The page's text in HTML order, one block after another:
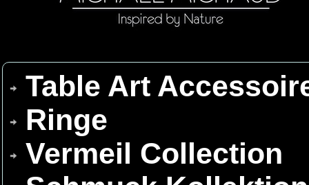
Table Art
Ringe
Vermeil Collection